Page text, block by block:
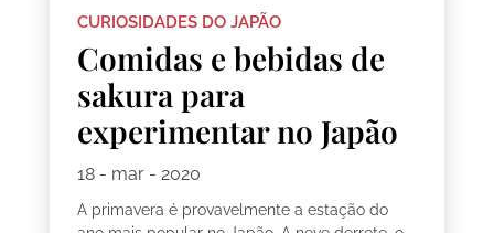
CURIOSIDADES DO JAPÃO
Comidas e bebidas de
sakura para
experimentar no Japão
18 - mar - 2020
A primavera é provavelmente a estação do